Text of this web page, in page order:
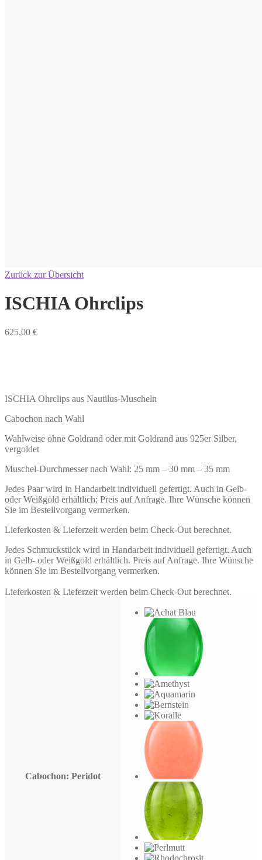
Zurück zur Übersicht
ISCHIA Ohrclips
625,00 €
ISCHIA Ohrclips aus Nautilus-Muscheln
Cabochon nach Wahl
Wahlweise ohne Goldrand oder mit Goldrand aus 925er Silber,
vergoldet
Muschel-Durchmesser nach Wahl: 25 mm – 30 mm – 35 mm
Jedes Paar wird in Handarbeit individuell gefertigt. Auch in Gelb-
oder Weißgold erhältlich; Preis auf Anfrage. Ihre Wünsche können
Sie im Bestellvorgang vermerken.
Lieferkosten & Lieferzeit werden beim Check-Out berechnet.
Jedes Schmuckstück wird in Handarbeit individuell gefertigt. Auch
in Gelb- oder Weißgold erhältlich. Preis auf Anfrage. Ihre Wünsche
können Sie im Bestellvorgang vermerken.
Lieferkosten & Lieferzeit werden beim Check-Out berechnet.
Cabochon: Peridot